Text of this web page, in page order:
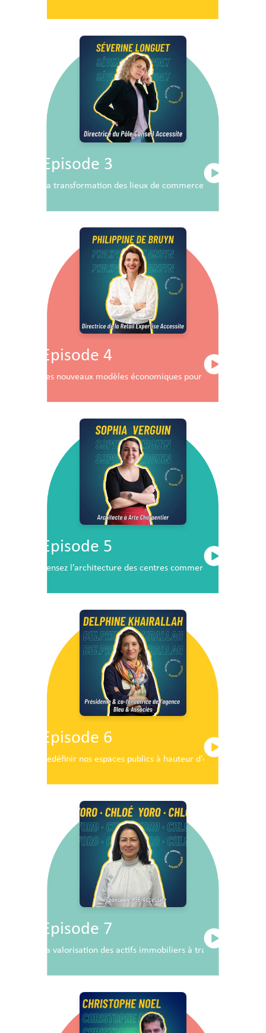
Episode 3
La transformation des lieux de commerce
Episode 4
Les nouveaux modèles économiques pour les centres
Episode 5
Pensez l’architecture des centres commerciaux de demain
Episode 6
Redéfinir nos espaces publics à hauteur d’enfants
Episode 7
La valorisation des actifs immobiliers à travers la RSE